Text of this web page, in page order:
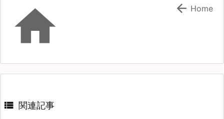
  Home
 関連記事